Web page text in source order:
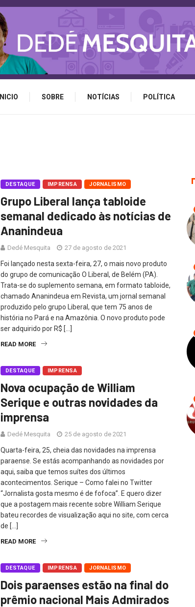
INICIO SOBRE NOTÍCIAS POLÍTICA
DESTAQUE IMPRENSA JORNALISMO
Grupo Liberal lança tabloide
semanal dedicado às notícias de
Ananindeua
Dedé Mesquita 27 de agosto de 2021
Foi lançado nesta sexta-feira, 27, o mais novo produto
do grupo de comunicação O Liberal, de Belém (PA).
Trata-se do suplemento semana, em formato tabloide,
chamado Ananindeua em Revista, um jornal semanal
produzido pelo grupo Liberal, que tem 75 anos de
história no Pará e na Amazônia. O novo produto pode
ser adquirido por R$ […]
READ MORE
DESTAQUE IMPRENSA
Nova ocupação de William
Serique e outras novidades da
imprensa
Dedé Mesquita 25 de agosto de 2021
Quarta-feira, 25, cheia das novidades na imprensa
paraense. Se estás acompanhando as novidades por
aqui, saiba que temos suítes dos últimos
acontecimentos. Serique – Como falei no Twitter
“Jornalista gosta mesmo é de fofoca”. E quero dizer
que a postagem mais recente sobre William Serique
bateu recordes de visualização aqui no site, com cerca
de […]
READ MORE
DESTAQUE IMPRENSA JORNALISMO
Dois paraenses estão na final do
prêmio nacional Mais Admirados